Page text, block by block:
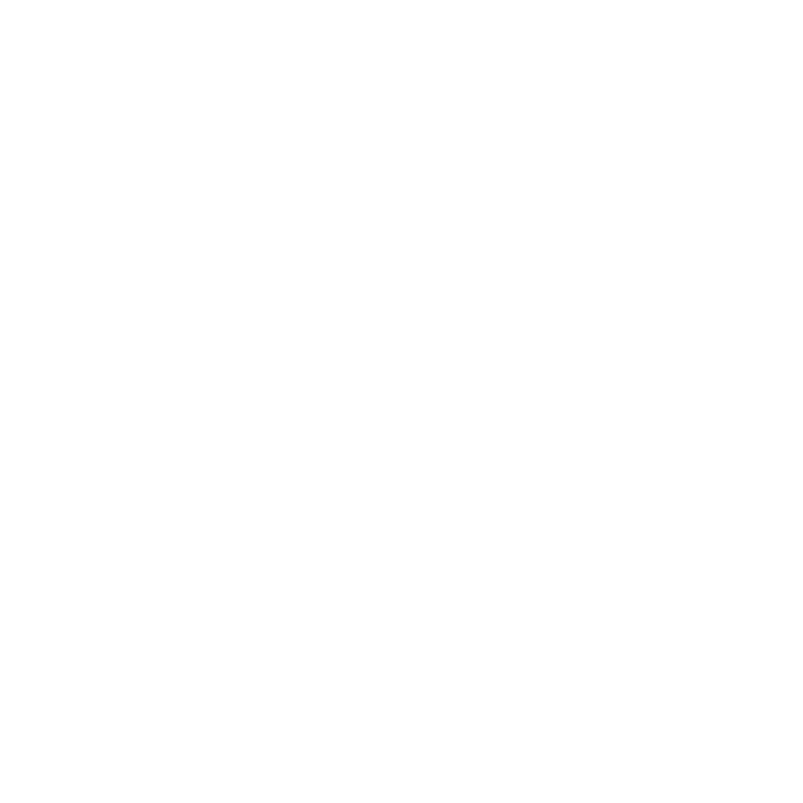
ist gekommen, denn bald werden eure Foto- und Videoschätze für einen Wettbewerb gesucht! Es wird also Zeit eure Fotoalben
ihr rechtzeitig bereit seid. Gesucht werden eure besten Fotos und Videos aus euren Urlauben in Ägypten.
wir schon preisgeben. Es wird verschiedene Kategorien für eure Aufnahmen über sowie unter Wasser geben. Also macht euch
freundlicher Weise die Firma
Auflösung der Fotos und Videos werden wir auf unserer Homepage rechtzeitig bekannt geben.